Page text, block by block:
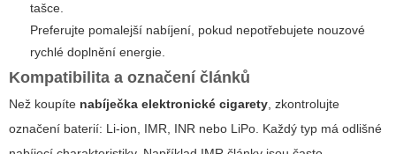
tašce.
Preferujte pomalejší nabíjení, pokud nepotřebujete nouzové
rychlé doplnění energie.
Kompatibilita a označení článků
Než koupíte nabíječka elektronické cigarety, zkontrolujte
označení baterií: Li-ion, IMR, INR nebo LiPo. Každý typ má odlišné